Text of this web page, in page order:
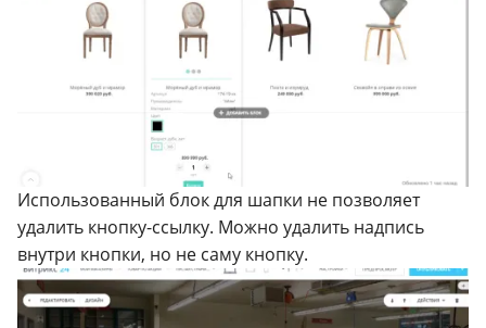
Использованный блок для шапки не позволяет
удалить кнопку-ссылку. Можно удалить надпись
внутри кнопки, но не саму кнопку.